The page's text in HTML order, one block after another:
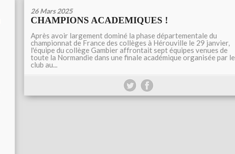
26 Mars 2025
CHAMPIONS ACADEMIQUES !
Après avoir largement dominé la phase départementale du
championnat de France des collèges à Hérouville le 29 janvier,
l'équipe du collège Gambier affrontait sept équipes venues de
toute la Normandie dans une finale académique organisée par le
club au...